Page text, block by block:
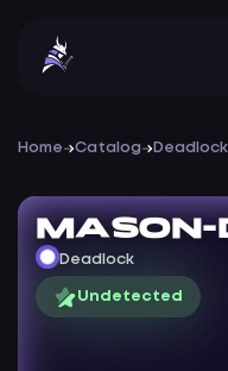
Home Catalog Deadlock
Deadlock
Undetected